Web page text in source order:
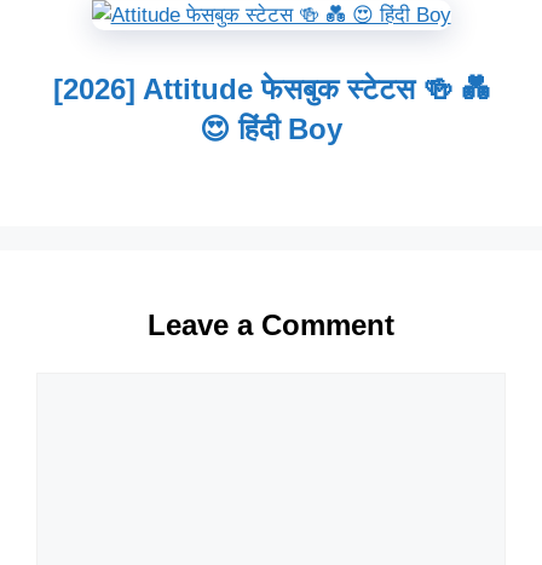
[2026] Attitude फेसबुक स्टेटस 🍻 💑
😍 हिंदी Boy
Leave a Comment